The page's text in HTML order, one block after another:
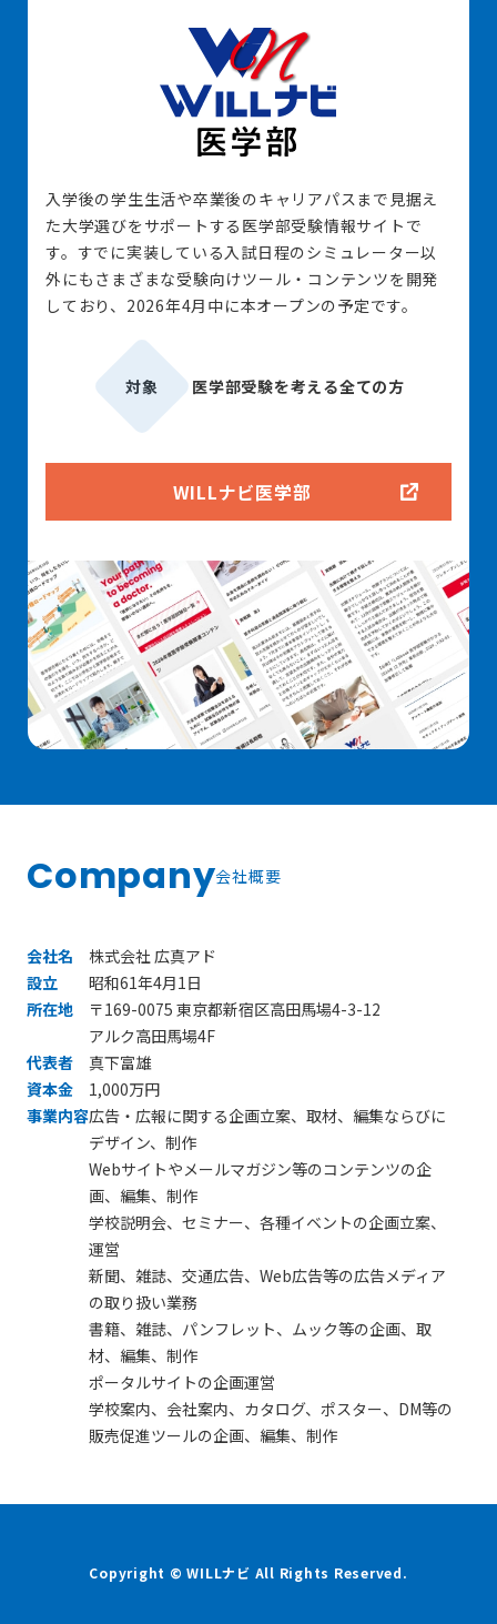
入学後の学生生活や卒業後のキャリアパスまで見据え
た大学選びをサポートする医学部受験情報サイトで
す。すでに実装している入試日程のシミュレーター以
外にもさまざまな受験向けツール・コンテンツを開発
しており、2026年4月中に本オープンの予定です。
対象 医学部受験を考える全ての方
WILLナビ医学部
Company会社概要
会社名
株式会社 広真アド
設立
昭和61年4月1日
所在地
〒169-0075 東京都新宿区高田馬場4-3-12
アルク高田馬場4F
代表者
真下富雄
資本金
1,000万円
事業内容広告・広報に関する企画立案、取材、編集ならびに
デザイン、制作
Webサイトやメールマガジン等のコンテンツの企
画、編集、制作
学校説明会、セミナー、各種イベントの企画立案、
運営
新聞、雑誌、交通広告、Web広告等の広告メディア
の取り扱い業務
書籍、雑誌、パンフレット、ムック等の企画、取
材、編集、制作
ポータルサイトの企画運営
学校案内、会社案内、カタログ、ポスター、DM等の
販売促進ツールの企画、編集、制作
Copyright © WILLナビ All Rights Reserved.